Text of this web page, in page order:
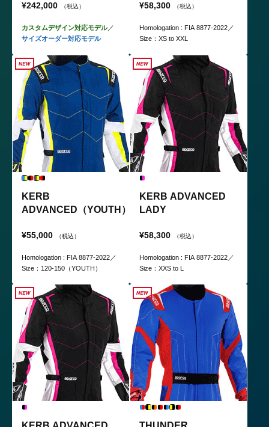
¥242,000 （税込）
カスタムデザイン対応モデル／
サイズオーダー対応モデル
¥58,300 （税込）
Homologation : FIA 8877-2022／
Size：XS to XXL
KERB
ADVANCED（YOUTH）
¥55,000 （税込）
Homologation : FIA 8877-2022／
Size：120-150（YOUTH）
KERB ADVANCED
LADY
¥58,300 （税込）
Homologation : FIA 8877-2022／
Size：XXS to L